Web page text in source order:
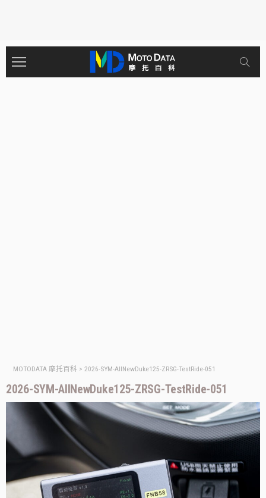
MOTODATA 摩托百科 > 2026-SYM-AllNewDuke125-ZRSG-TestRide-051
2026-SYM-AllNewDuke125-ZRSG-TestRide-051